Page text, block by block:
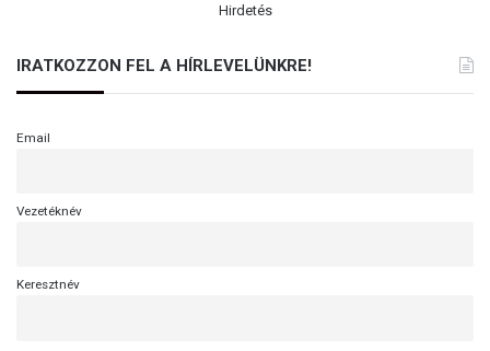
Hirdetés
IRATKOZZON FEL A HÍRLEVELÜNKRE!
Email
Vezetéknév
Keresztnév